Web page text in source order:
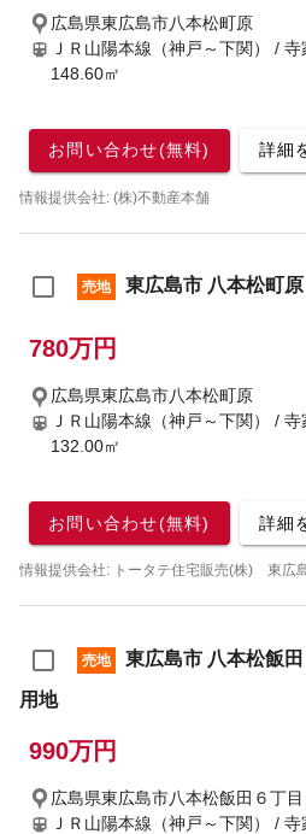
広島県東広島市八本松町原
ＪＲ山陽本線（神戸～下関） / 寺
148.60㎡
お問い合わせ(無料) 詳細
情報提供会社: (株)不動産本舗
売地 東広島市 八本松町
780万円
広島県東広島市八本松町原
ＪＲ山陽本線（神戸～下関） / 寺
132.00㎡
お問い合わせ(無料) 詳細
情報提供会社: トータテ住宅販売(株) 東広
売地
東広島市 八本松飯
用地
990万円
広島県東広島市八本松飯田６丁目
ＪＲ山陽本線（神戸～下関） / 寺